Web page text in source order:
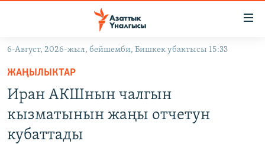
Навигацияга
өтүңүз
Издөөгө
салыңызКЫРГЫЗСТАН
САЯСАТ
ДҮЙНӨ
ДҮЙНӨ
УКРАИНА
6-Август, 2026-жыл, бейшемби, Бишкек убактысы 15:33
ЖАҢЫЛЫКТАР
Иран АКШнын чалгын
кызматынын жаңы отчетун
кубаттады